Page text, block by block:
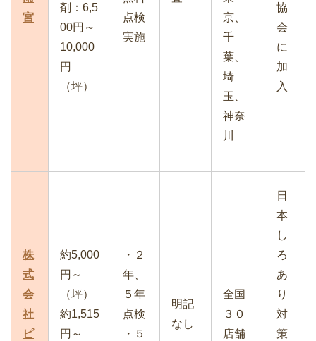
宮
剤：6,5
00円～
10,000
円
（坪）
点検
実施
京、
千
葉、
埼
玉、
神奈
川
協
会
に
加
入
株
式
会
社
ピ
約5,000
円～
（坪）
約1,515
円～
・２
年、
５年
点検
・５
明記
なし
全国
３０
店舗
日
本
し
ろ
あ
り
対
策